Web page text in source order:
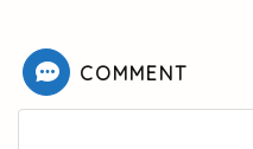
COMMENT